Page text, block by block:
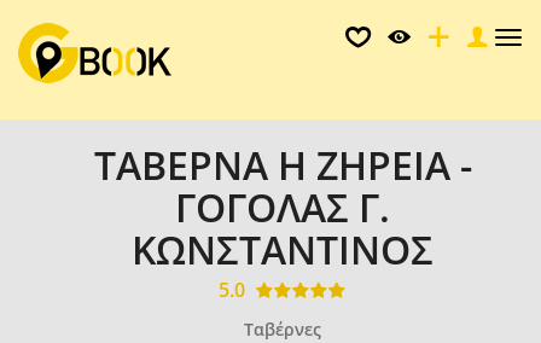
ΤΑΒΕΡΝΑ Η ΖΗΡΕΙΑ -
ΓΟΓΟΛΑΣ Γ.
ΚΩΝΣΤΑΝΤΙΝΟΣ
5.0
Ταβέρνες